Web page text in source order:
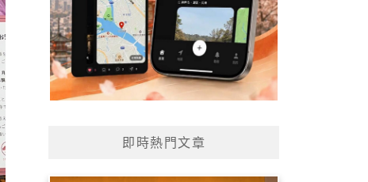
即時熱門文章